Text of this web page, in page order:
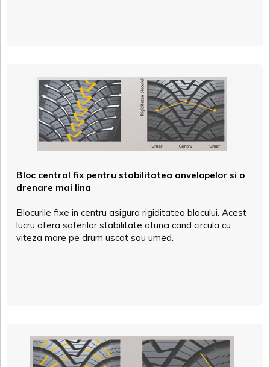
Bloc central fix pentru stabilitatea anvelopelor si o
drenare mai lina
Blocurile fixe in centru asigura rigiditatea blocului. Acest
lucru ofera soferilor stabilitate atunci cand circula cu
viteza mare pe drum uscat sau umed.